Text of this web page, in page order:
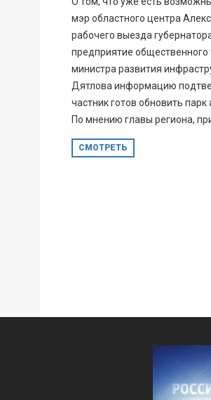
мэр областного центра
рабочего выезда
предприятие общественного
министра развития
Дятлова информацию
частник готов обновить
По мнению главы региона,
СМОТРЕТЬ